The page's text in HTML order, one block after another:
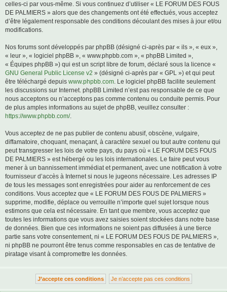
celles-ci par vous-même. Si vous continuez d’utiliser « LE FORUM DES FOUS
DE PALMIERS » alors que des changements ont été effectués, vous acceptez
d’être légalement responsable des conditions découlant des mises à jour et/ou
modifications.
Nos forums sont développés par phpBB (désigné ci-après par « ils », « eux »,
« leur », « logiciel phpBB », « www.phpbb.com », « phpBB Limited »,
« Équipes phpBB ») qui est un script libre de forum, déclaré sous la licence «
GNU General Public License v2 » (désigné ci-après par « GPL ») et qui peut
être téléchargé depuis www.phpbb.com. Le logiciel phpBB facilite seulement
les discussions sur Internet. phpBB Limited n’est pas responsable de ce que
nous acceptons ou n’acceptons pas comme contenu ou conduite permis. Pour
de plus amples informations au sujet de phpBB, veuillez consulter :
https://www.phpbb.com/.
Vous acceptez de ne pas publier de contenu abusif, obscène, vulgaire,
diffamatoire, choquant, menaçant, à caractère sexuel ou tout autre contenu qui
peut transgresser les lois de votre pays, du pays où « LE FORUM DES FOUS
DE PALMIERS » est hébergé ou les lois internationales. Le faire peut vous
mener à un bannissement immédiat et permanent, avec une notification à votre
fournisseur d’accès à Internet si nous le jugeons nécessaire. Les adresses IP
de tous les messages sont enregistrées pour aider au renforcement de ces
conditions. Vous acceptez que « LE FORUM DES FOUS DE PALMIERS »
supprime, modifie, déplace ou verrouille n’importe quel sujet lorsque nous
estimons que cela est nécessaire. En tant que membre, vous acceptez que
toutes les informations que vous avez saisies soient stockées dans notre base
de données. Bien que ces informations ne soient pas diffusées à une tierce
partie sans votre consentement, ni « LE FORUM DES FOUS DE PALMIERS »,
ni phpBB ne pourront être tenus comme responsables en cas de tentative de
piratage visant à compromettre les données.